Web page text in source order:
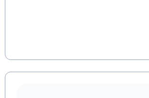
أفراد المجتمع هم العون لرجال